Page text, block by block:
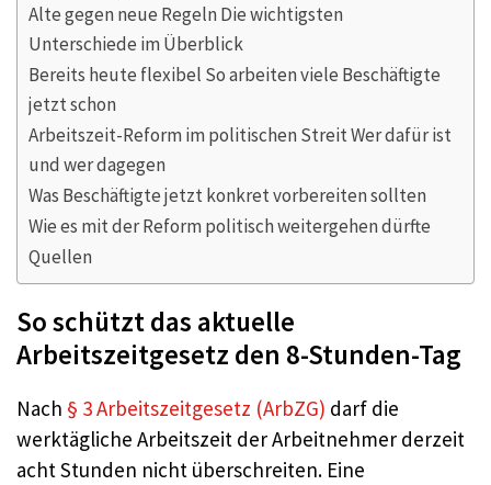
Alte gegen neue Regeln Die wichtigsten
Unterschiede im Überblick
Bereits heute flexibel So arbeiten viele Beschäftigte
jetzt schon
Arbeitszeit-Reform im politischen Streit Wer dafür ist
und wer dagegen
Was Beschäftigte jetzt konkret vorbereiten sollten
Wie es mit der Reform politisch weitergehen dürfte
Quellen
So schützt das aktuelle
Arbeitszeitgesetz den 8-Stunden-Tag
Nach § 3 Arbeitszeitgesetz (ArbZG) darf die
werktägliche Arbeitszeit der Arbeitnehmer derzeit
acht Stunden nicht überschreiten. Eine